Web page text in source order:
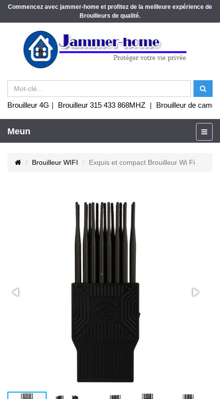
Commencez avec jammer-home et profitez de la meilleure expérience de
Brouilleurs de qualité.
Brouilleur 4G | Brouilleur 315 433 868MHZ | Brouilleur de
Meun
Brouilleur WIFI Exquis et compact Brouilleur Wi Fi